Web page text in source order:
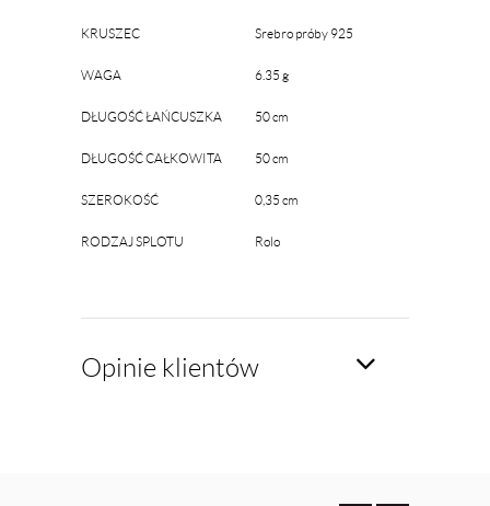
KRUSZEC Srebro próby 925
WAGA 6.35 g
DŁUGOŚĆ ŁAŃCUSZKA 50 cm
DŁUGOŚĆ CAŁKOWITA 50 cm
SZEROKOŚĆ 0,35 cm
RODZAJ SPLOTU Rolo
Opinie klientów